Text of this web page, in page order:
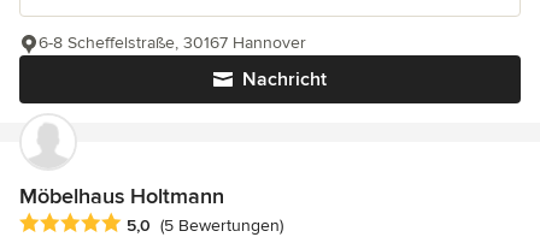
Nachricht
6-8 Scheffelstraße, 30167 Hannover
Möbelhaus Holtmann
Durchschnittliche Bewertung: 5 von 5 Sternen
5,0 (5 Bewertungen)